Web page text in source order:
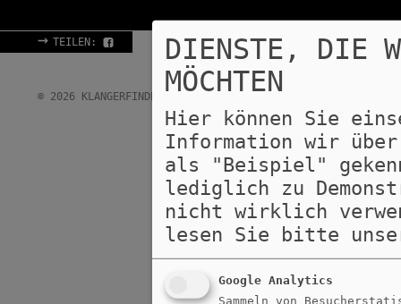
→ TEILEN:
© 2026 KLANGERFINDER GMBH & CO KG →
DIENSTE, DIE
MÖCHTEN
Hier können Sie
Information wir
als "Beispiel"
lediglich zu
nicht wirklich
lesen Sie bitte
Google Analytics
Sammeln von